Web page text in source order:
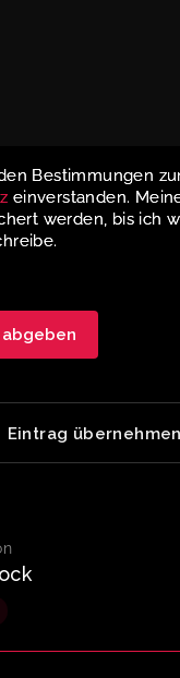
Bestimmungen
einverstanden.
werden, bis ich
Eintrag